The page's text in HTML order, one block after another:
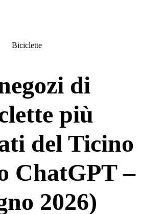
Biciclette
di
più
del Ticino
ChatGPT –
2026)